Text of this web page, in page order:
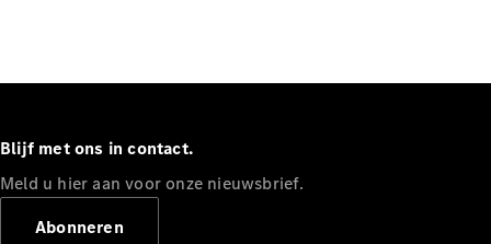
Mercedes-
Coupé
Configurator
Mercedes-
Blijf met ons in contact.
Meld u hier aan voor onze nieuwsbrief.
Abonneren